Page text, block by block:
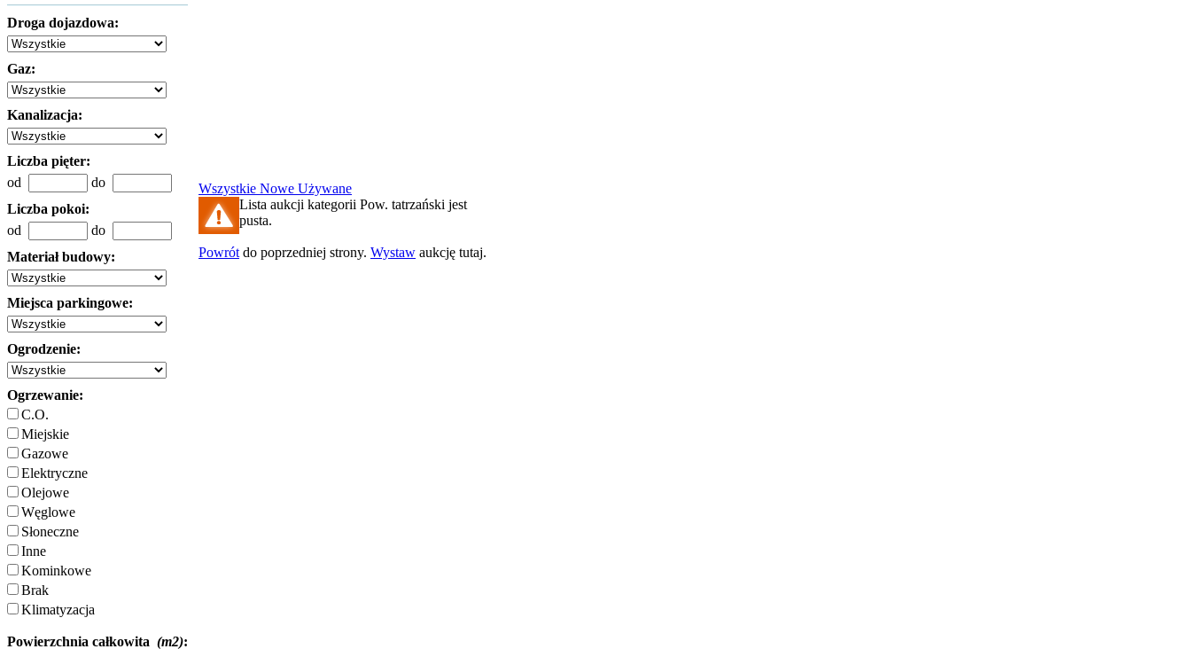
Droga dojazdowa:
Gaz:
Kanalizacja:
Liczba pięter:
od
do
Liczba pokoi:
od
do
Materiał budowy:
Miejsca parkingowe:
Ogrodzenie:
Ogrzewanie:
C.O.
Miejskie
Gazowe
Elektryczne
Olejowe
Węglowe
Słoneczne
Inne
Kominkowe
Brak
Klimatyzacja
Powierzchnia całkowita (m2):
Wszystkie Nowe Używane
Lista aukcji kategorii Pow. tatrzański jest
pusta.
Powrót do poprzedniej strony. Wystaw aukcję tutaj.